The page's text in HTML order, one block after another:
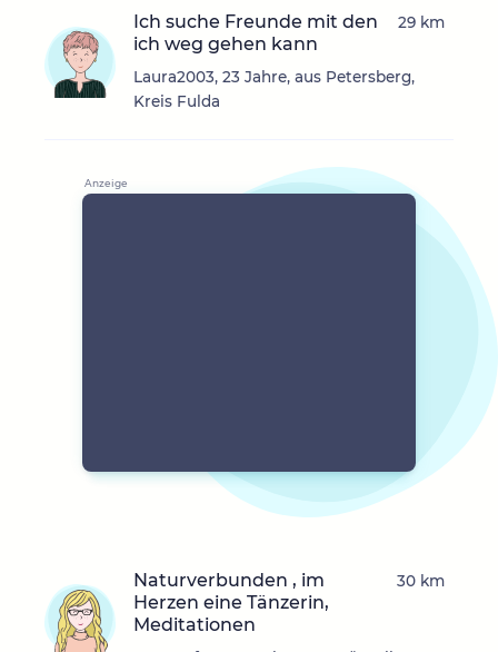
Ich suche Freunde mit den
ich weg gehen kann
Laura2003, 23 Jahre, aus Petersberg,
Kreis Fulda
29 km
Naturverbunden , im
Herzen eine Tänzerin,
Meditationen
30 km